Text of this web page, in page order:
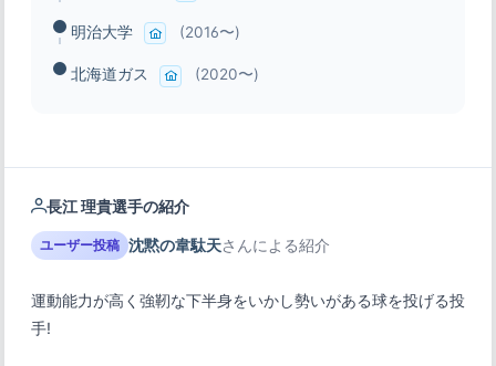
明治大学 (2016〜)
北海道ガス (2020〜)
長江 理貴選手の紹介
ユーザー投稿 沈黙の韋駄天さんによる紹介
運動能力が高く強靭な下半身をいかし勢いがある球を投げる投